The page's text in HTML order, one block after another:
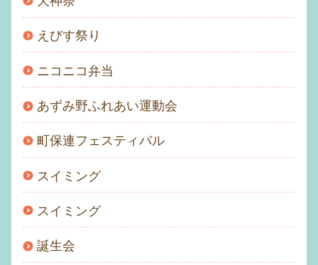
えびす祭り
ニコニコ弁当
あずみ野ふれあい運動会
町保連フェスティバル
スイミング
スイミング
誕生会